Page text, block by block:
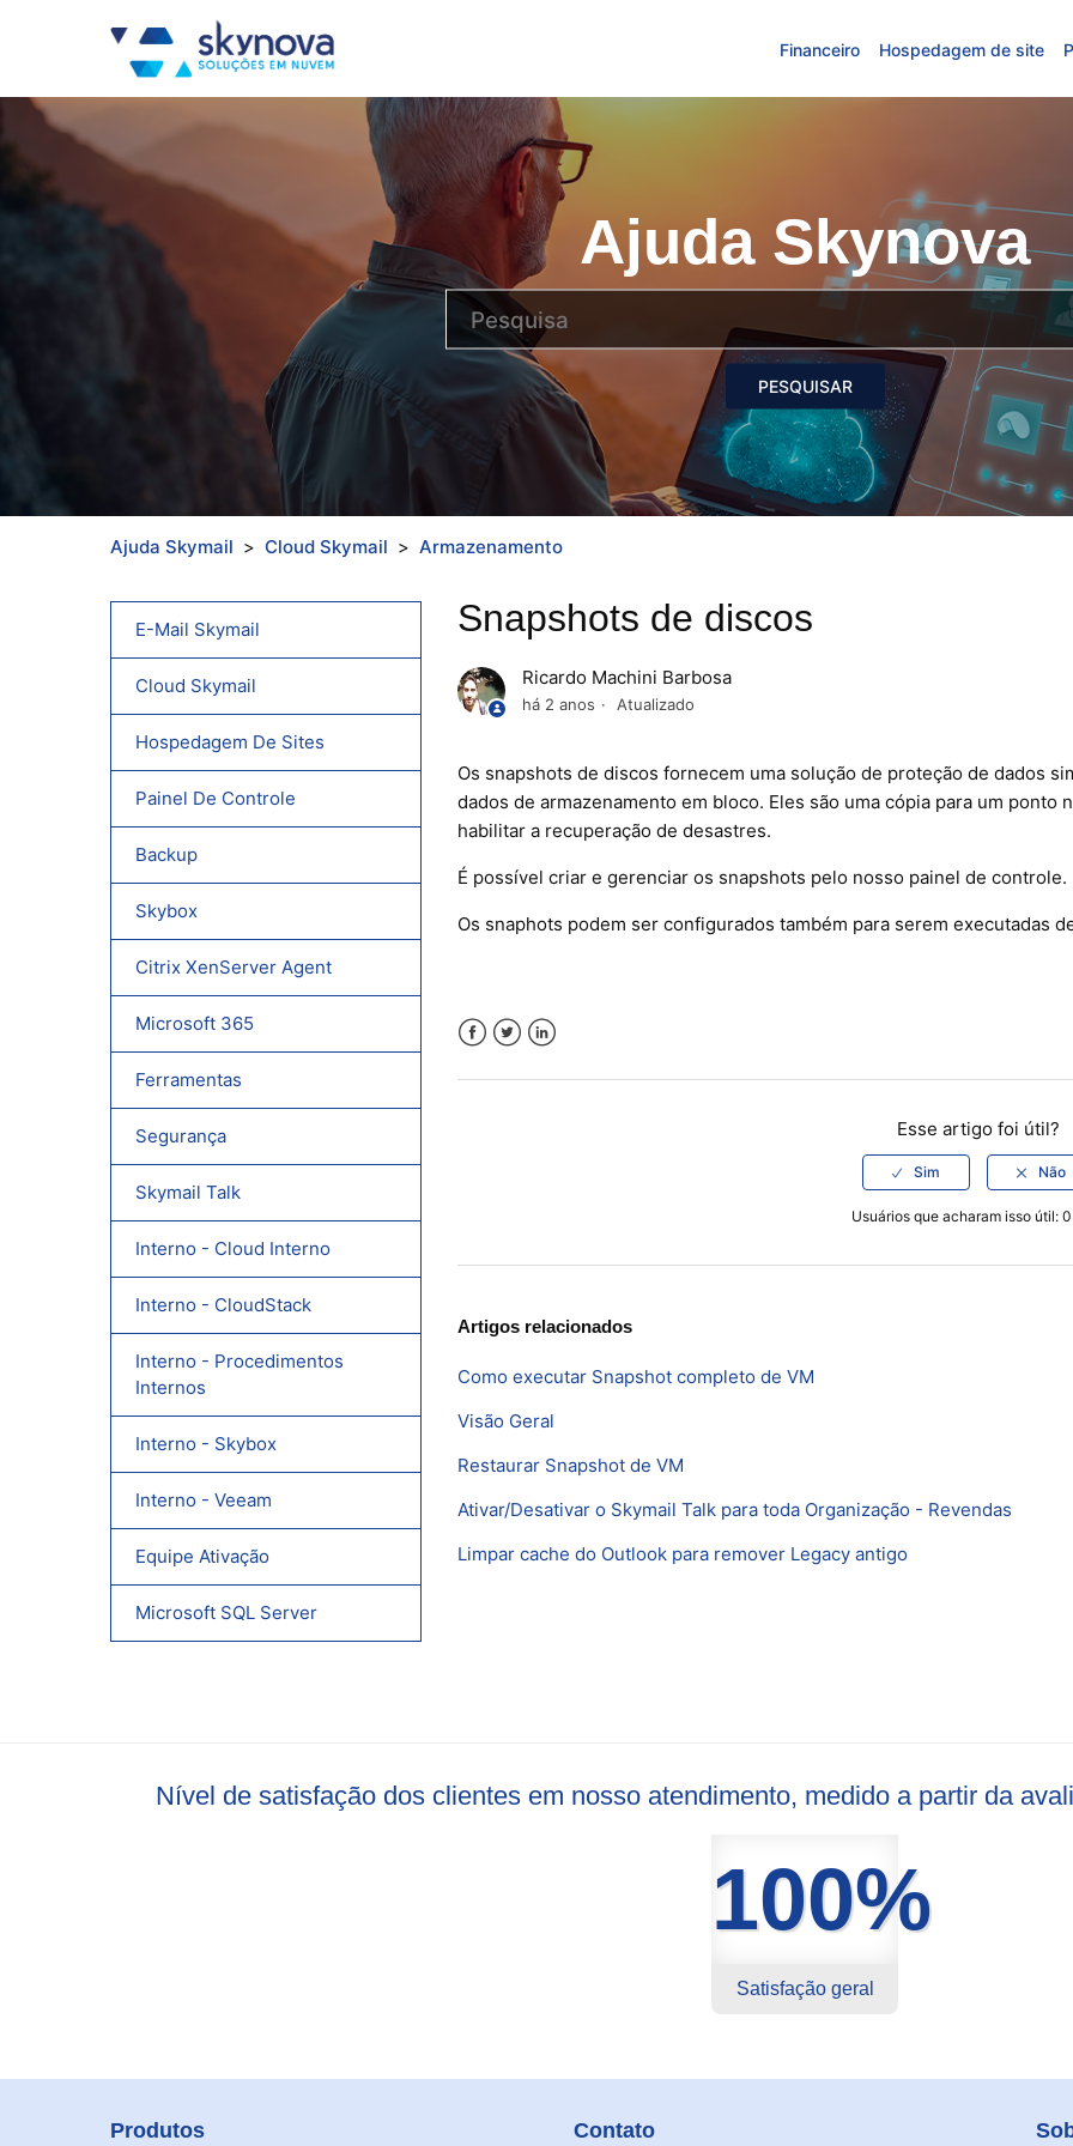
Financeiro Hospedagem de site
Ajuda Skynova
Ajuda Skymail Cloud Skymail Armazenamento
E-Mail Skymail
Cloud Skymail
Hospedagem De Sites
Painel De Controle
Backup
Skybox
Citrix XenServer Agent
Microsoft 365
Ferramentas
Segurança
Skymail Talk
Interno - Cloud Interno
Interno - CloudStack
Interno - Procedimentos
Internos
Interno - Skybox
Interno - Veeam
Equipe Ativação
Microsoft SQL Server
Snapshots de discos
Ricardo Machini Barbosa
há 2 anos Atualizado
Os snapshots de discos fornecem uma solução de proteção de dados
dados de armazenamento em bloco. Eles são uma cópia para um ponto
habilitar a recuperação de desastres.
É possível criar e gerenciar os snapshots pelo nosso painel de controle.
Os snaphots podem ser configurados também para serem executadas
Esse artigo foi útil?
Usuários que acharam isso útil:
Artigos relacionados
Como executar Snapshot completo de VM
Visão Geral
Restaurar Snapshot de VM
Ativar/Desativar o Skymail Talk para toda Organização - Revendas
Limpar cache do Outlook para remover Legacy antigo
Nível de satisfação dos clientes em nosso atendimento, medido a partir da
100%
Satisfação geral
Produtos Contato